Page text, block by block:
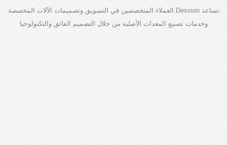
تساعد Dession العملاء المتخصصين في التسويق وتصميمات الآلات المخصصة
وخدمات تصنيع المعدات الأصلية من خلال التصميم الفائق والتكنولوجيا